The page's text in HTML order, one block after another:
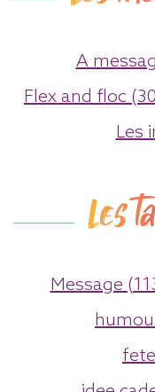
A
Flex and floc
Les
Les
Message